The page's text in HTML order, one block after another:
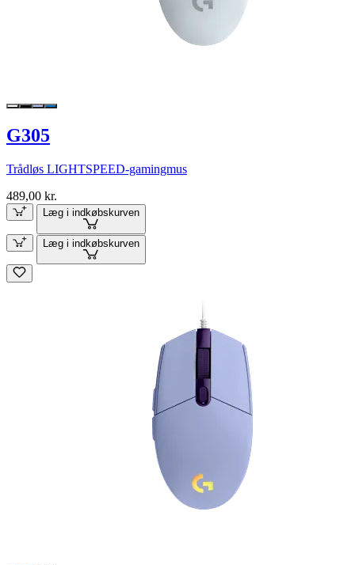
G305
Trådløs LIGHTSPEED-gamingmus
489,00 kr.
Læg i indkøbskurven
Læg i indkøbskurven